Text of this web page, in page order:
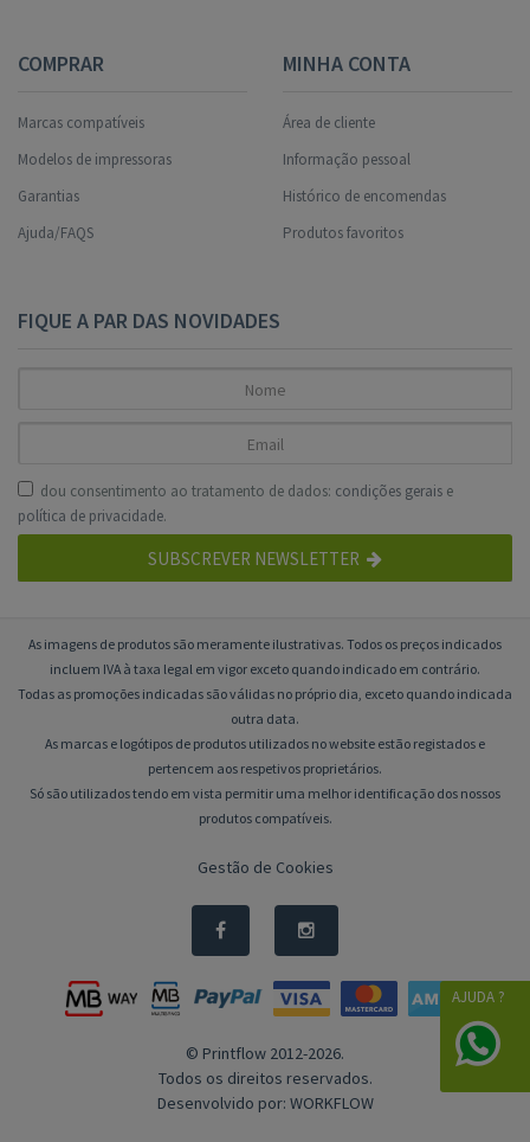
COMPRAR
Marcas compatíveis
Modelos de impressoras
Garantias
Ajuda/FAQS
MINHA CONTA
Área de cliente
Informação pessoal
Histórico de encomendas
Produtos favoritos
FIQUE A PAR DAS NOVIDADES
dou consentimento ao tratamento de dados: condições gerais e
política de privacidade.
SUBSCREVER NEWSLETTER
As imagens de produtos são meramente ilustrativas. Todos os preços indicados
incluem IVA à taxa legal em vigor exceto quando indicado em contrário.
Todas as promoções indicadas são válidas no próprio dia, exceto quando indicada
outra data.
As marcas e logótipos de produtos utilizados no website estão registados e
pertencem aos respetivos proprietários.
Só são utilizados tendo em vista permitir uma melhor identificação dos nossos
produtos compatíveis.
Gestão de Cookies
© Printflow 2012-2026.
Todos os direitos reservados.
Desenvolvido por: WORKFLOW
AJUDA ?